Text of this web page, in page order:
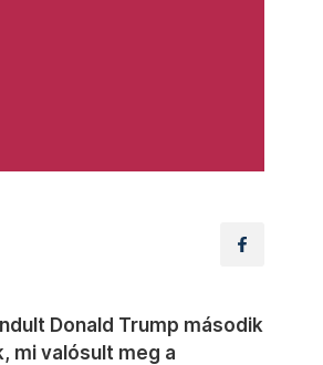
Donald Trump második
mi valósult meg a